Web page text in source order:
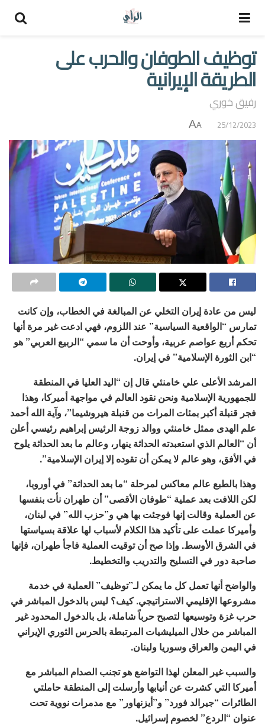
توظيف الطوفان والحرب على
الطريقة الإيرانية
رفيق خوري
25/12/2023
A
A
ليس من عادة إيران التخلي عن المبالغة في الخطاب، وإن كانت
تمارس “الواقعية السياسية” عند اللزوم، فهي ادعت غير مرة أنها
تحكم أربع عواصم عربية، وأوحت أن ما سمي “الربيع العربي” هو
“ابن الثورة الإسلامية” في إيران.
المرشد الأعلى علي خامنئي قال إن “اليد العليا في المنطقة
للجمهورية الإسلامية ونحن نقود العالم في مواجهة أميركا، وهذا
فجر قنبلة أكبر بمئات المرات من قنبلة هيروشيما”، وآية الله أحمد
علم الهدى ممثل خامنئي ووالد زوجة الرئيس إبراهيم رئيسي أعلن
أن “العالم الذي استعبدته الحداثة ينهار، وعالم ما بعد الحداثة يلوح
في الأفق، وهو عالم لا يمكن أن تقوده إلا إيران الإسلامية”.
وهذا بالطبع عالم معاكس لمرحلة “ما بعد الحداثة” في أوروبا،
لكن اللافت بعد عملية “طوفان الأقصى” أن طهران نأت بنفسها
عن العملية وقالت إنها فوجئت بها هي و”حزب الله” في لبنان،
وأميركا عملت على تأكيد هذا الكلام لأسباب لها علاقة بسياستها
في الشرق الأوسط. وإذا صح أن توقيت العملية فاجأ طهران، فإنها
صاحبة دور في التسليح والتدريب والتخطيط.
والواضح أنها تعمل كل ما يمكن لـ”توظيف” العملية في خدمة
مشروعها الإقليمي الاستراتيجي. كيف؟ ليس بالدخول المباشر في
حرب غزة وتوسيعها لتصبح حرباً شاملة، بل بالدخول المحدود غير
المباشر من خلال الميليشيات المرتبطة بالحرس الثوري الإيراني
في اليمن والعراق وسوريا ولبنان.
والسبب غير المعلن لهذا التواضع هو تجنب الصدام المباشر مع
أميركا التي كشرت عن أنيابها وأرسلت إلى المنطقة حاملتي
الطائرات “جيرالد فورد” و”أيزنهاور” مع مدمرات نووية تحت
عنوان “الردع” لخصوم إسرائيل.